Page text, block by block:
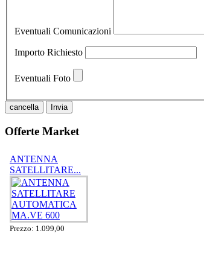
Eventuali Comunicazioni
Importo Richiesto
Eventuali Foto
cancella Invia
Offerte Market
ANTENNA
SATELLITARE...
Prezzo: 1.099,00